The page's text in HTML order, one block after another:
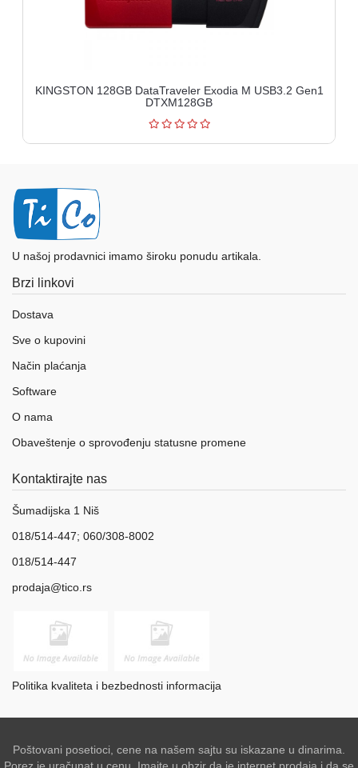
KINGSTON 128GB DataTraveler Exodia M USB3.2 Gen1
DTXM128GB
U našoj prodavnici imamo široku ponudu artikala.
Brzi linkovi
Dostava
Sve o kupovini
Način plaćanja
Software
O nama
Obaveštenje o sprovođenju statusne promene
Kontaktirajte nas
Šumadijska 1 Niš
018/514-447; 060/308-8002
018/514-447
prodaja@tico.rs
Politika kvaliteta i bezbednosti informacija
Poštovani posetioci, cene na našem sajtu su iskazane u dinarima.